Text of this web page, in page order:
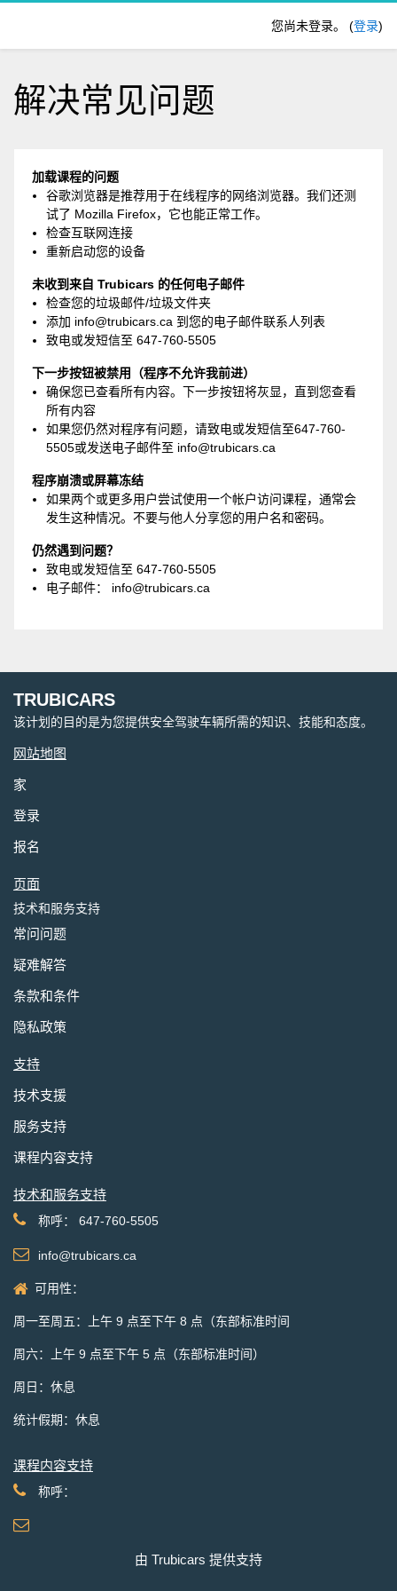
您尚未登录。 (登录)
解决常见问题
加载课程的问题
谷歌浏览器是推荐用于在线程序的网络浏览器。我们还测
试了 Mozilla Firefox，它也能正常工作。
检查互联网连接
重新启动您的设备
未收到来自 Trubicars 的任何电子邮件
检查您的垃圾邮件/垃圾文件夹
添加 info@trubicars.ca 到您的电子邮件联系人列表
致电或发短信至 647-760-5505
下一步按钮被禁用（程序不允许我前进）
确保您已查看所有内容。下一步按钮将灰显，直到您查看
所有内容
如果您仍然对程序有问题，请致电或发短信至647-760-
5505或发送电子邮件至 info@trubicars.ca
程序崩溃或屏幕冻结
如果两个或更多用户尝试使用一个帐户访问课程，通常会
发生这种情况。不要与他人分享您的用户名和密码。
仍然遇到问题？
致电或发短信至 647-760-5505
电子邮件： info@trubicars.ca
TRUBICARS
该计划的目的是为您提供安全驾驶车辆所需的知识、技能和态度。
网站地图
家
登录
报名
页面
技术和服务支持
常问问题
疑难解答
条款和条件
隐私政策
支持
技术支援
服务支持
课程内容支持
技术和服务支持
称呼： 647-760-5505
info@trubicars.ca
可用性：
周一至周五：上午 9 点至下午 8 点（东部标准时间
周六：上午 9 点至下午 5 点（东部标准时间）
周日：休息
统计假期：休息
课程内容支持
称呼：
由 Trubicars 提供支持